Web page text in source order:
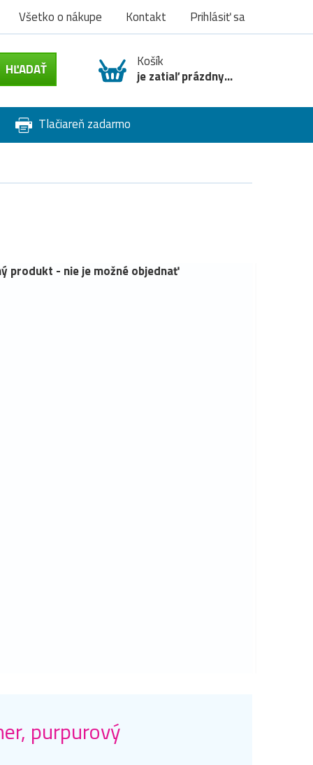
Všetko o nákupe Kontakt Prihlásiť sa
Košík
je zatiaľ prázdny...
Tlačiareň zadarmo
produkt - nie je možné objednať
purpurový